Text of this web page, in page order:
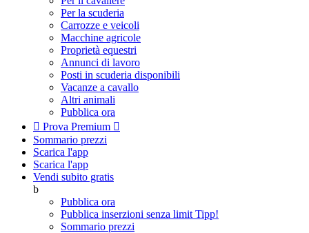
Per la scuderia
Carrozze e veicoli
Macchine agricole
Proprietà equestri
Annunci di lavoro
Posti in scuderia disponibili
Vacanze a cavallo
Altri animali
Pubblica ora
 Prova Premium 
Sommario prezzi
Scarica l'app
Scarica l'app
Vendi subito gratis
b
Pubblica ora
Pubblica inserzioni senza limit Tipp!
Sommario prezzi